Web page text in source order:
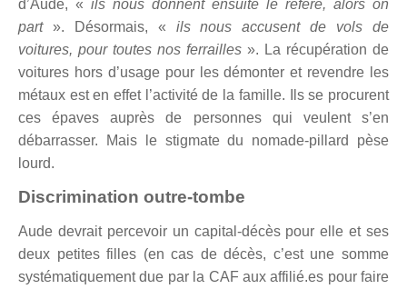
d’Aude, « ils nous donnent ensuite le référé, alors on
part». Désormais, « ils nous accusent de vols de
voitures, pour toutes nos ferrailles ». La récupération de
voitures hors d’usage pour les démonter et revendre les
métaux est en effet l’activité de la famille. Ils se procurent
ces épaves auprès de personnes qui veulent s’en
débarrasser. Mais le stigmate du nomade-pillard pèse
lourd.
Discrimination outre-tombe
Aude devrait percevoir un capital-décès pour elle et ses
deux petites filles (en cas de décès, c’est une somme
systématiquement due par la CAF aux affilié.es pour faire